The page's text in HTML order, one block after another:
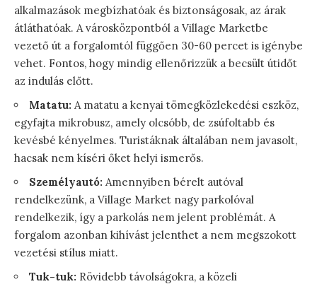
alkalmazások megbízhatóak és biztonságosak, az árak
átláthatóak. A városközpontból a Village Marketbe
vezető út a forgalomtól függően 30-60 percet is igénybe
vehet. Fontos, hogy mindig ellenőrizzük a becsült útidőt
az indulás előtt.
Matatu: A matatu a kenyai tömegközlekedési eszköz,
egyfajta mikrobusz, amely olcsóbb, de zsúfoltabb és
kevésbé kényelmes. Turistáknak általában nem javasolt,
hacsak nem kíséri őket helyi ismerős.
Személyautó: Amennyiben bérelt autóval
rendelkezünk, a Village Market nagy parkolóval
rendelkezik, így a parkolás nem jelent problémát. A
forgalom azonban kihívást jelenthet a nem megszokott
vezetési stílus miatt.
Tuk-tuk: Rövidebb távolságokra, a közeli